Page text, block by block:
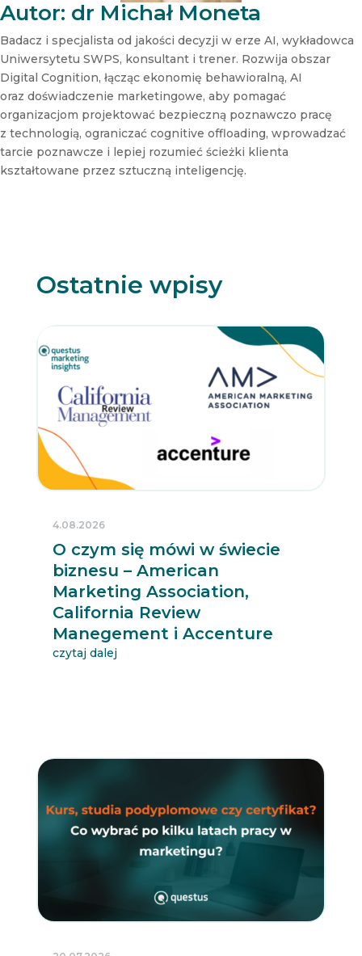
t
t
e
r
N
e
w
s
l
e
t
t
Autor: dr Michał Moneta
Badacz i specjalista od jakości decyzji w erze AI, wykładowca
Uniwersytetu SWPS, konsultant i trener. Rozwija obszar
Digital Cognition, łącząc ekonomię behawioralną, AI
oraz doświadczenie marketingowe, aby pomagać
organizacjom projektować bezpieczną poznawczo pracę
z technologią, ograniczać cognitive offloading, wprowadzać
tarcie poznawcze i lepiej rozumieć ścieżki klienta
kształtowane przez sztuczną inteligencję.
Ostatnie wpisy
O czym się mówi w świecie
biznesu – American
Marketing Association,
California Review
Manegement i Accenture
4.08.2026
czytaj dalej